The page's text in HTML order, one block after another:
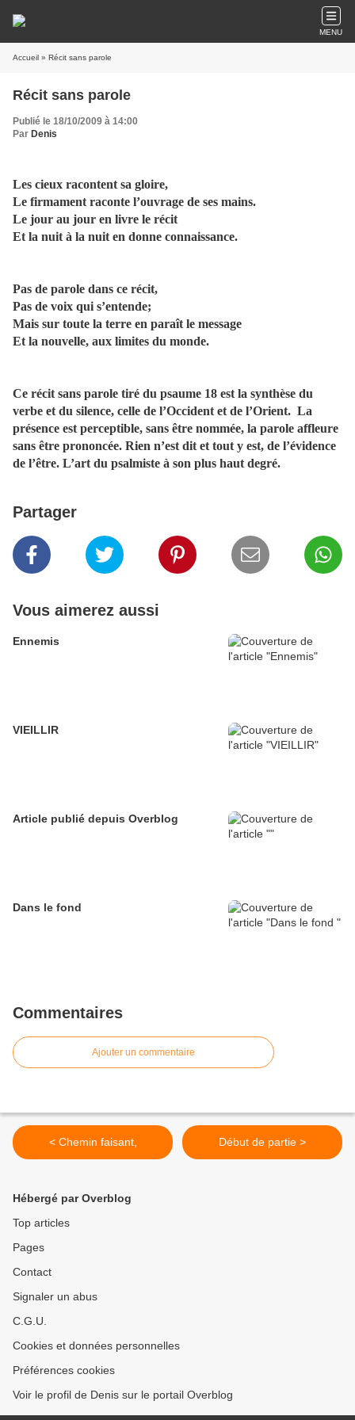
MENU
Accueil » Récit sans parole
Récit sans parole
Publié le 18/10/2009 à 14:00
Par Denis
Les cieux racontent sa gloire,
Le firmament raconte l’ouvrage de ses mains.
Le jour au jour en livre le récit
Et la nuit à la nuit en donne connaissance.
Pas de parole dans ce récit,
Pas de voix qui s’entende;
Mais sur toute la terre en paraît le message
Et la nouvelle, aux limites du monde.
Ce récit sans parole tiré du psaume 18 est la synthèse du
verbe et du silence, celle de l’Occident et de l’Orient. La
présence est perceptible, sans être nommée, la parole affleure
sans être prononcée. Rien n’est dit et tout y est, de l’évidence
de l’être. L’art du psalmiste à son plus haut degré.
Partager
Vous aimerez aussi
Ennemis
VIEILLIR
Article publié depuis Overblog
Dans le fond
Commentaires
Ajouter un commentaire
< Chemin faisant, Début de partie >
Hébergé par Overblog
Top articles
Pages
Contact
Signaler un abus
C.G.U.
Cookies et données personnelles
Préférences cookies
Voir le profil de Denis sur le portail Overblog